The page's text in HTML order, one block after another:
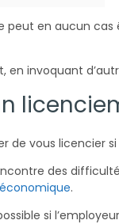
peut en aucun
en invoquant
de vous licencier
des
.
si